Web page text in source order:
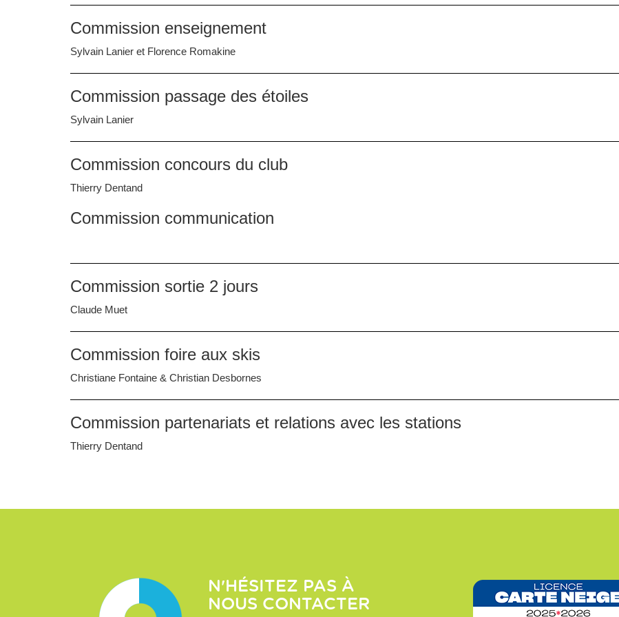
Commission enseignement
Sylvain Lanier et Florence Romakine
Commission passage des étoiles
Sylvain Lanier
Commission concours du club
Thierry Dentand
Commission communication
Commission sortie 2 jours
Claude Muet
Commission foire aux skis
Christiane Fontaine & Christian Desbornes
Commission partenariats et relations avec les stations
Thierry Dentand
N'HÉSITEZ PAS À
NOUS CONTACTER